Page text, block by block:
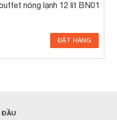
nóng lạnh 12 lít BN01
ĐẶT HÀNG
ĐẦU